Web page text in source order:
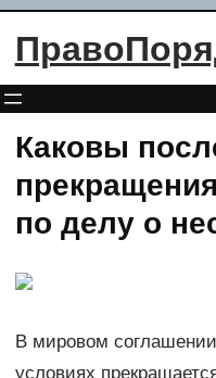
Перейти
Каковы
по делу о
В мировом
условиях